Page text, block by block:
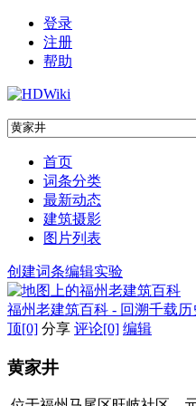
登录
注册
帮助
首页
词条分类
最新动态
建筑摄影
图片列表
创建词条编辑实验
福州老建筑百科 - 回溯千载
顶[0] 分享 评论[0] 编辑
黄家井